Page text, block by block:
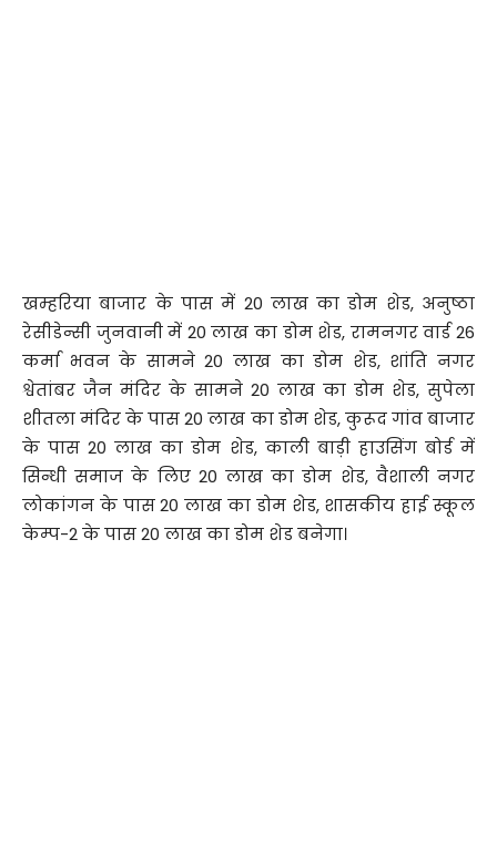
खम्हरिया बाजार के पास में 20 लाख का डोम शेड, अनुष्ठा
रेसीडेन्सी जुनवानी में 20 लाख का डोम शेड, रामनगर वार्ड 26
कर्मा भवन के सामने 20 लाख का डोम शेड, शांति नगर
श्वेतांबर जैन मंदिर के सामने 20 लाख का डोम शेड, सुपेला
शीतला मंदिर के पास 20 लाख का डोम शेड, कुरूद गांव बाजार
के पास 20 लाख का डोम शेड, काली बाड़ी हाउसिंग बोर्ड में
सिन्धी समाज के लिए 20 लाख का डोम शेड, वैशाली नगर
लोकांगन के पास 20 लाख का डोम शेड, शासकीय हाई स्कूल
केम्प-2 के पास 20 लाख का डोम शेड बनेगा।